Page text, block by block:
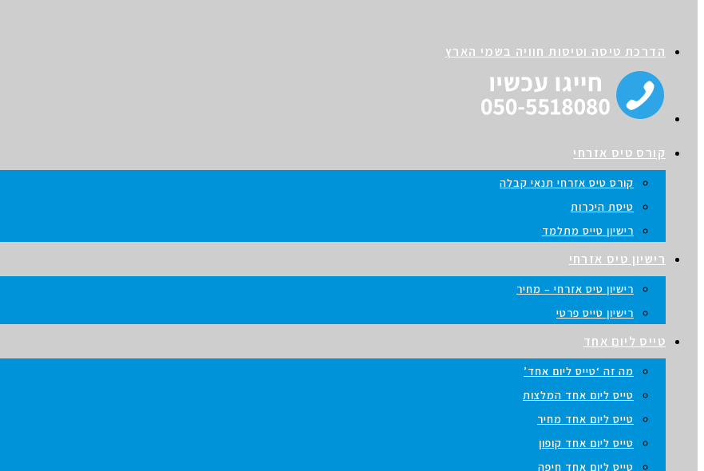
הדרכת טיסה וטיסות חוויה בשמי הארץ
קורס טיס אזרחי
קורס טיס אזרחי תנאי קבלה
טיסת היכרות
רישיון טייס מתלמד
רישיון טיס אזרחי
רישיון טיס אזרחי – מחיר
רישיון טייס פרטי
טייס ליום אחד
מה זה ‘טייס ליום אחד’
טייס ליום אחד המלצות
טייס ליום אחד מחיר
טייס ליום אחד קופון
טייס ליום אחד חיפה